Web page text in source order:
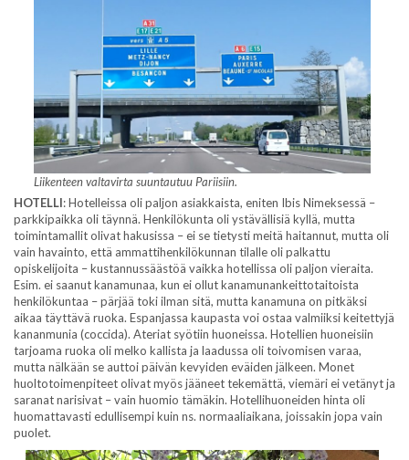
Liikenteen valtavirta suuntautuu Pariisiin.
HOTELLI: Hotelleissa oli paljon asiakkaista, eniten Ibis Nimeksessä –
parkkipaikka oli täynnä. Henkilökunta oli ystävällisiä kyllä, mutta
toimintamallit olivat hakusissa – ei se tietysti meitä haitannut, mutta oli
vain havainto, että ammattihenkilökunnan tilalle oli palkattu
opiskelijoita – kustannussäästöä vaikka hotellissa oli paljon vieraita.
Esim. ei saanut kanamunaa, kun ei ollut kanamunankeittotaitoista
henkilökuntaa – pärjää toki ilman sitä, mutta kanamuna on pitkäksi
aikaa täyttävä ruoka. Espanjassa kaupasta voi ostaa valmiiksi keitettyjä
kananmunia (coccida). Ateriat syötiin huoneissa. Hotellien huoneisiin
tarjoama ruoka oli melko kallista ja laadussa oli toivomisen varaa,
mutta nälkään se auttoi päivän kevyiden eväiden jälkeen. Monet
huoltotoimenpiteet olivat myös jääneet tekemättä, viemäri ei vetänyt ja
saranat narisivat – vain huomio tämäkin. Hotellihuoneiden hinta oli
huomattavasti edullisempi kuin ns. normaaliaikana, joissakin jopa vain
puolet.